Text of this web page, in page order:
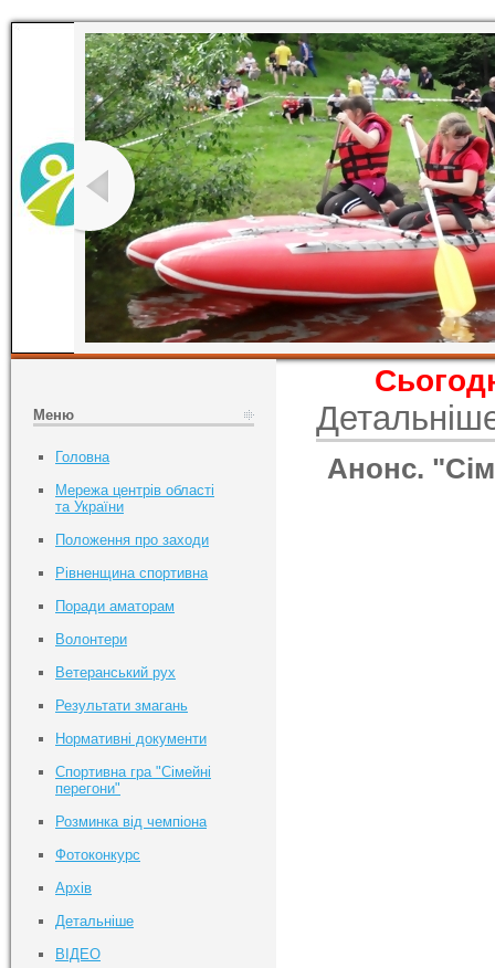
Анонс.
Меню
Головна
Мережа центрів області
та України
Положення про заходи
Рівненщина спортивна
Поради аматорам
Волонтери
Ветеранський рух
Результати змагань
Нормативні документи
Спортивна гра "Сімейні
перегони"
Розминка від чемпіона
Фотоконкурс
Архів
Детальніше
ВІДЕО